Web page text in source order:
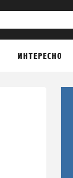
ИНТЕРЕСНО